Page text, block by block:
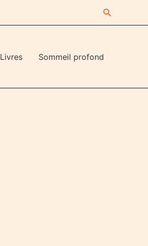
Livres Sommeil profond